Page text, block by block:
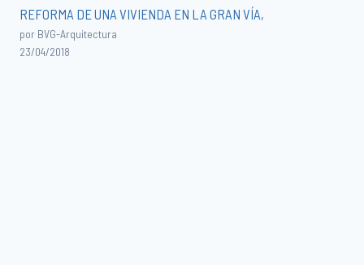
REFORMA DE UNA VIVIENDA EN LA GRAN VÍA,
por BVG-Arquitectura
23/04/2018